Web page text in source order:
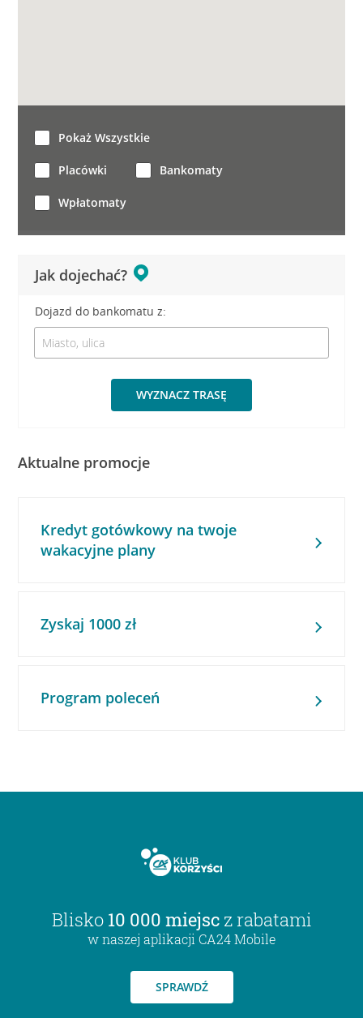
Jak dojechać?
Dojazd do bankomatu z:
WYZNACZ TRASĘ
Pokaż Wszystkie
Placówki Bankomaty
Wpłatomaty
Aktualne promocje
Kredyt gotówkowy na twoje
wakacyjne plany
Zyskaj 1000 zł
Program poleceń
Blisko 10 000 miejsc z rabatami
w naszej aplikacji CA24 Mobile
SPRAWDŹ